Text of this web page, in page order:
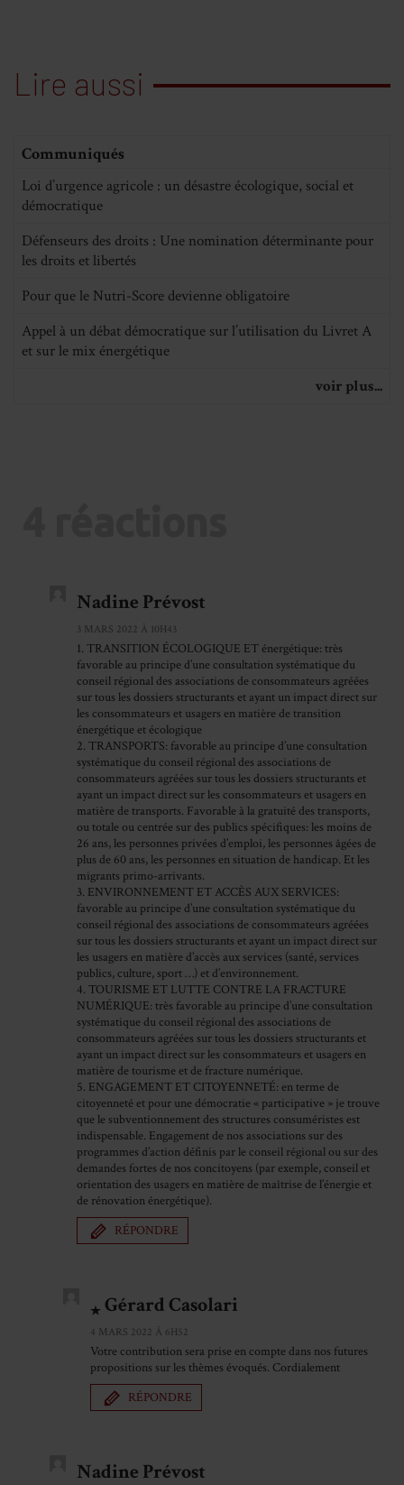
Lire aussi
Communiqués
Loi d’urgence agricole : un désastre écologique, social et
démocratique
Défenseurs des droits : Une nomination déterminante pour
les droits et libertés
Pour que le Nutri-Score devienne obligatoire
Appel à un débat démocratique sur l’utilisation du Livret A
et sur le mix énergétique
voir plus...
Nadine Prévost
3 MARS 2022 À 10H43
1. TRANSITION ÉCOLOGIQUE ET énergétique: très
favorable au principe d’une consultation systématique du
conseil régional des associations de consommateurs agréées
sur tous les dossiers structurants et ayant un impact direct sur
les consommateurs et usagers en matière de transition
énergétique et écologique
2. TRANSPORTS: favorable au principe d’une consultation
systématique du conseil régional des associations de
consommateurs agréées sur tous les dossiers structurants et
ayant un impact direct sur les consommateurs et usagers en
matière de transports. Favorable à la gratuité des transports,
ou totale ou centrée sur des publics spécifiques: les moins de
26 ans, les personnes privées d’emploi, les personnes âgées de
plus de 60 ans, les personnes en situation de handicap. Et les
migrants primo-arrivants.
3. ENVIRONNEMENT ET ACCÈS AUX SERVICES:
favorable au principe d’une consultation systématique du
conseil régional des associations de consommateurs agréées
sur tous les dossiers structurants et ayant un impact direct sur
les usagers en matière d’accès aux services (santé, services
publics, culture, sport …) et d’environnement.
4. TOURISME ET LUTTE CONTRE LA FRACTURE
NUMÉRIQUE: très favorable au principe d’une consultation
systématique du conseil régional des associations de
consommateurs agréées sur tous les dossiers structurants et
ayant un impact direct sur les consommateurs et usagers en
matière de tourisme et de fracture numérique.
5. ENGAGEMENT ET CITOYENNETÉ: en terme de
citoyenneté et pour une démocratie « participative » je trouve
que le subventionnement des structures consuméristes est
indispensable. Engagement de nos associations sur des
programmes d’action définis par le conseil régional ou sur des
demandes fortes de nos concitoyens (par exemple, conseil et
orientation des usagers en matière de maîtrise de l’énergie et
de rénovation énergétique).
RÉPONDRE
Gérard Casolari
4 MARS 2022 À 6H52
Votre contribution sera prise en compte dans nos futures
propositions sur les thèmes évoqués. Cordialement
RÉPONDRE
Nadine Prévost